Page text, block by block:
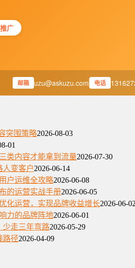
广
邮箱 uzu@askuzu.com 电话
突围策略2026-08-03
01
类内容才能拿到流量2026-07-30
人变客户2026-06-14
户运维全攻略2026-06-08
的运营实战手册2026-06-05
化运营，实现品牌收益增长2026-06-02
力的品牌阵地2026-06-01
少走三年弯路2026-05-29
路径2026-04-09